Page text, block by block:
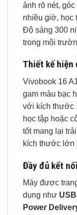
ảnh rõ nét,
nhiều giờ, học
Độ sáng 300
trong môi
Thiết kế hiện
Vivobook 16
gam màu bạc
với kích thước
học tập hoặc
tốt mang lại
kích thước lớn
Đầy đủ kết
Máy được
dụng như
Power